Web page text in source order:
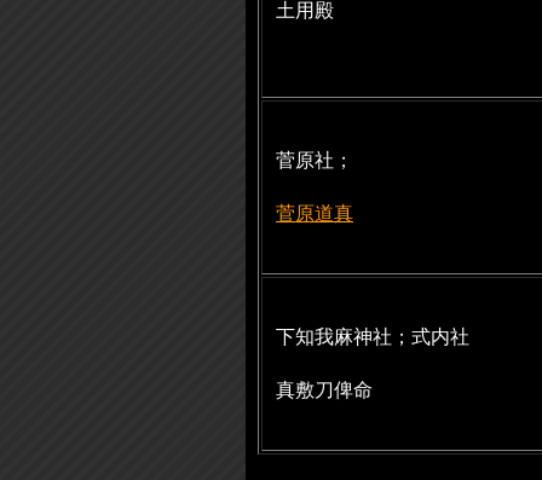
土用殿
菅原社；
菅原道真
下知我麻神社；式内社
真敷刀俾命